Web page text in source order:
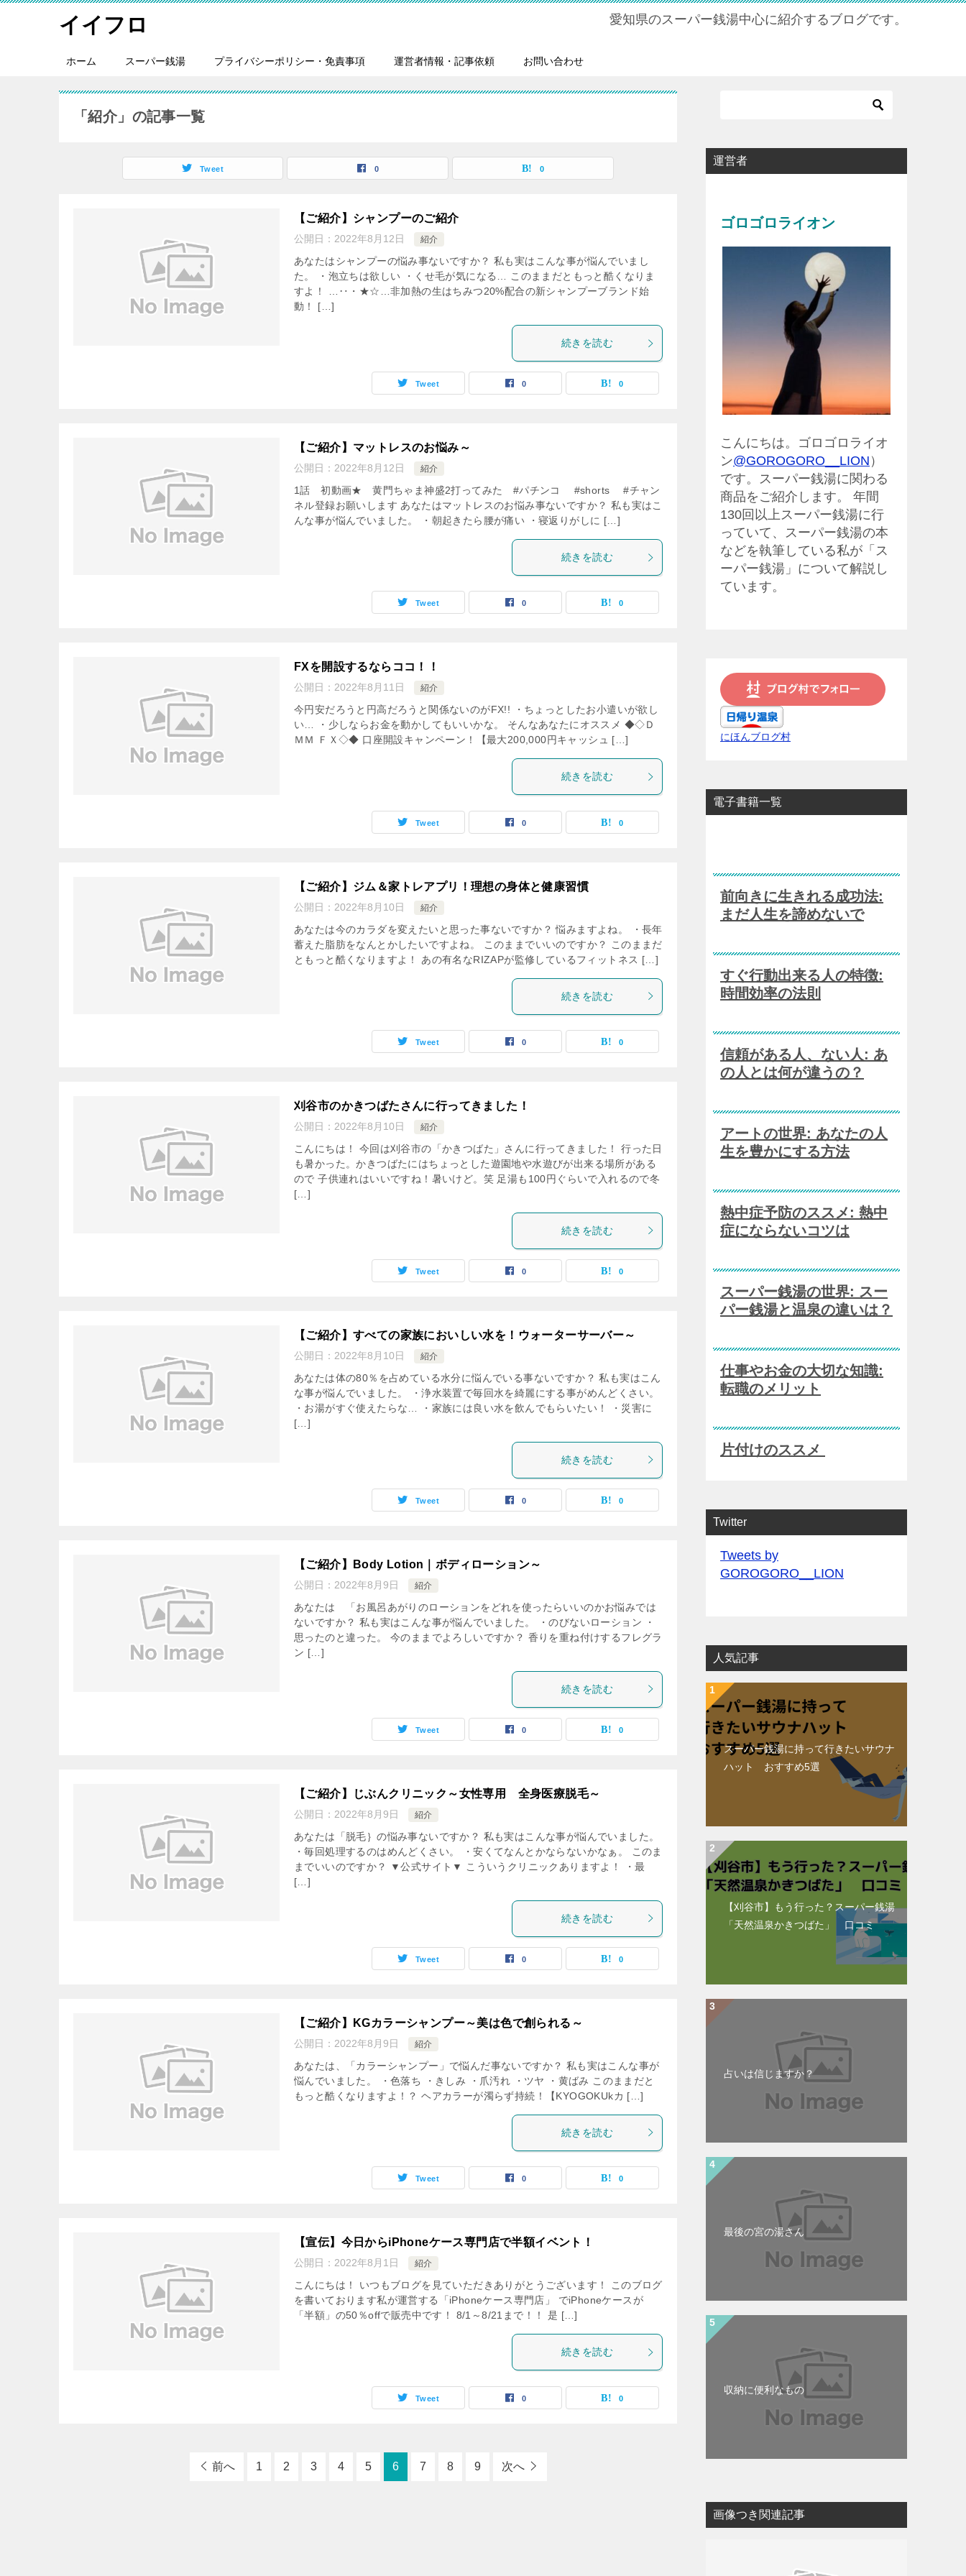
イイフロ 愛知県のスーパー銭湯中心に紹介するブログです。
ホーム スーパー銭湯 プライバシーポリシー・免責事項 運営者情報・記事依頼 お問い合わせ
「紹介」の記事一覧
Tweet 0 0
【ご紹介】シャンプーのご紹介
公開日： 2022年8月12日 紹介
あなたはシャンプーの悩み事ないですか？ 私も実はこんな事が悩んでいまし
た。 ・泡立ちは欲しい ・くせ毛が気になる… このままだともっと酷くなりま
すよ！ …‥・★☆…非加熱の生はちみつ20%配合の新シャンプーブランド始
動！ […]
続きを読む
Tweet 0 0
【ご紹介】マットレスのお悩み～
公開日： 2022年8月12日 紹介
1話 初動画★ 黄門ちゃま神盛2打ってみた #パチンコ #shorts #チャン
ネル登録お願いします あなたはマットレスのお悩み事ないですか？ 私も実はこ
んな事が悩んでいました。 ・朝起きたら腰が痛い ・寝返りがしに […]
続きを読む
Tweet 0 0
FXを開設するならココ！！
公開日： 2022年8月11日 紹介
今円安だろうと円高だろうと関係ないのがFX!! ・ちょっとしたお小遣いが欲し
い… ・少しならお金を動かしてもいいかな。 そんなあなたにオススメ ◆◇Ｄ
ＭＭ ＦＸ◇◆ 口座開設キャンペーン！【最大200,000円キャッシュ […]
続きを読む
Tweet 0 0
【ご紹介】ジム＆家トレアプリ！理想の身体と健康習慣
公開日： 2022年8月10日 紹介
あなたは今のカラダを変えたいと思った事ないですか？ 悩みますよね。 ・長年
蓄えた脂肪をなんとかしたいですよね。 このままでいいのですか？ このままだ
ともっと酷くなりますよ！ あの有名なRIZAPが監修しているフィットネス […]
続きを読む
Tweet 0 0
刈谷市のかきつばたさんに行ってきました！
公開日： 2022年8月10日 紹介
こんにちは！ 今回は刈谷市の「かきつばた」さんに行ってきました！ 行った日
も暑かった。かきつばたにはちょっとした遊園地や水遊びが出来る場所がある
ので 子供連れはいいですね！暑いけど。笑 足湯も100円ぐらいで入れるので冬
[…]
続きを読む
Tweet 0 0
【ご紹介】すべての家族においしい水を！ウォーターサーバー～
公開日： 2022年8月10日 紹介
あなたは体の80％を占めている水分に悩んでいる事ないですか？ 私も実はこん
な事が悩んでいました。 ・浄水装置で毎回水を綺麗にする事がめんどくさい。
・お湯がすぐ使えたらな… ・家族には良い水を飲んでもらいたい！ ・災害に
[…]
続きを読む
Tweet 0 0
【ご紹介】Body Lotion｜ボディローション～
公開日： 2022年8月9日 紹介
あなたは 「お風呂あがりのローションをどれを使ったらいいのかお悩みでは
ないですか？ 私も実はこんな事が悩んでいました。 ・のびないローション ・
思ったのと違った。 今のままでよろしいですか？ 香りを重ね付けするフレグラ
ン […]
続きを読む
Tweet 0 0
【ご紹介】じぶんクリニック～女性専用 全身医療脱毛～
公開日： 2022年8月9日 紹介
あなたは「脱毛｝の悩み事ないですか？ 私も実はこんな事が悩んでいました。
・毎回処理するのはめんどくさい。 ・安くてなんとかならないかなぁ。 このま
までいいのですか？ ▼公式サイト▼ こういうクリニックありますよ！ ・最
[…]
続きを読む
Tweet 0 0
【ご紹介】KGカラーシャンプー～美は色で創られる～
公開日： 2022年8月9日 紹介
あなたは、「カラーシャンプー」で悩んだ事ないですか？ 私も実はこんな事が
悩んでいました。 ・色落ち ・きしみ ・爪汚れ ・ツヤ ・黄ばみ このままだと
もっと酷くなりますよ！？ ヘアカラーが濁らず持続！【KYOGOKUkカ […]
続きを読む
Tweet 0 0
【宣伝】今日からiPhoneケース専門店で半額イベント！
公開日： 2022年8月1日 紹介
こんにちは！ いつもブログを見ていただきありがとうございます！ このブログ
を書いております私が運営する「iPhoneケース専門店」 でiPhoneケースが
「半額」の50％offで販売中です！ 8/1～8/21まで！！ 是 […]
続きを読む
Tweet 0 0
前へ 1 2 3 4 5 6 7 8 9 次へ
運営者
ゴロゴロライオン
こんにちは。ゴロゴロライオ
ン@GOROGORO__LION ）
です。スーパー銭湯に関わる
商品をご紹介します。 年間
130回以上スーパー銭湯に行
っていて、スーパー銭湯の本
などを執筆している私が「ス
ーパー銭湯」について解説し
ています。
にほんブログ村
電子書籍一覧
前向きに生きれる成功法:
まだ人生を諦めないで
すぐ行動出来る人の特徴:
時間効率の法則
信頼がある人、ない人: あ
の人とは何が違うの？
アートの世界: あなたの人
生を豊かにする方法
熱中症予防のススメ: 熱中
症にならないコツは
スーパー銭湯の世界: スー
パー銭湯と温泉の違いは？
仕事やお金の大切な知識:
転職のメリット
片付けのススメ
Twitter
Tweets by
GOROGORO__LION
人気記事
スーパー銭湯に持って行きたいサウナ
ハット おすすめ5選
【刈谷市】もう行った？スーパー銭湯
「天然温泉かきつばた」 口コミ
占いは信じますか？
最後の宮の湯さん
収納に便利なもの
画像つき関連記事